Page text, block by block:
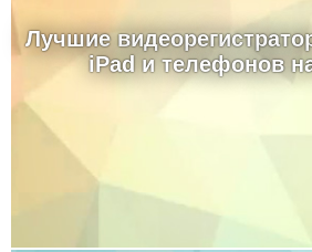
Лучшие
iPad и телефонов